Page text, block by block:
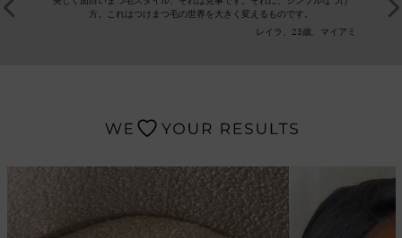
方。これはつけまつ毛の世界を大きく変えるものです。
レイラ、23歳、マイアミ
ディバ